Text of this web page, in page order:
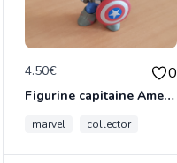
4.50€ 0
Figurine capitaine America
marvel collector